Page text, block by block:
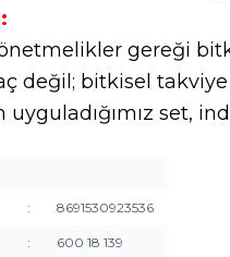
gereği
değil; bitkisel
set,
: 8691530923536
: 600 18 139